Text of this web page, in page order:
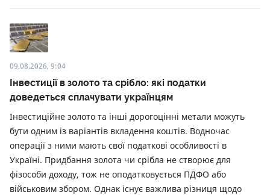
09.08.2026, 9:04
Інвестиції в золото та срібло: які податки
доведеться сплачувати українцям
Інвестиційне золото та інші дорогоцінні метали можуть
бути одним із варіантів вкладення коштів. Водночас
операції з ними мають свої податкові особливості в
Україні. Придбання золота чи срібла не створює для
фізособи доходу, тож не оподатковується ПДФО або
військовим збором. Однак існує важлива різниця щодо